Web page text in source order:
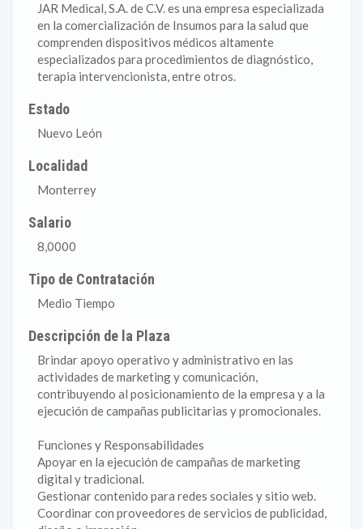
JAR Medical, S.A. de C.V. es una empresa especializada
en la comercialización de Insumos para la salud que
comprenden dispositivos médicos altamente
especializados para procedimientos de diagnóstico,
terapia intervencionista, entre otros.
Estado
Nuevo León
Localidad
Monterrey
Salario
8,0000
Tipo de Contratación
Medio Tiempo
Descripción de la Plaza
Brindar apoyo operativo y administrativo en las
actividades de marketing y comunicación,
contribuyendo al posicionamiento de la empresa y a la
ejecución de campañas publicitarias y promocionales.
Funciones y Responsabilidades
Apoyar en la ejecución de campañas de marketing
digital y tradicional.
Gestionar contenido para redes sociales y sitio web.
Coordinar con proveedores de servicios de publicidad,